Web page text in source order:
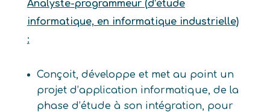
Analyste-programmeur (d’étude
informatique, en informatique industrielle)
:
Conçoit, développe et met au point un
projet d’application informatique, de la
phase d’étude à son intégration, pour